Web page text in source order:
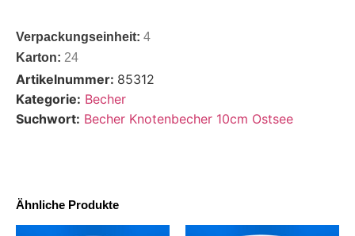
Verpackungseinheit: 4
Karton: 24
Artikelnummer: 85312
Kategorie: Becher
Suchwort: Becher Knotenbecher 10cm Ostsee
Ähnliche Produkte